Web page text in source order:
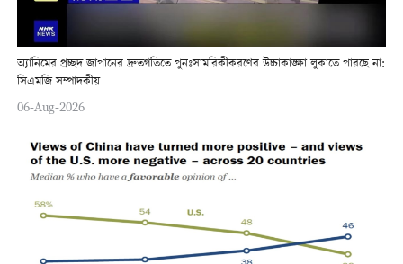
অ্যানিমের প্রচ্ছদ জাপানের দ্রুতগতিতে পুনঃসামরিকীকরণের উচ্চাকাঙ্ক্ষা লুকাতে পারছে না:
সিএমজি সম্পাদকীয়
06-Aug-2026